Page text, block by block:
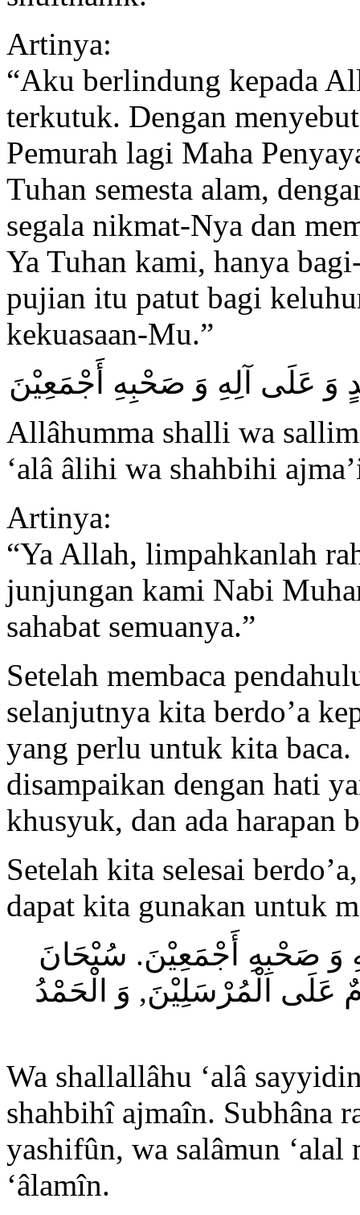
Artinya:
“Aku berlindung kepada
terkutuk. Dengan
Pemurah lagi Maha
Tuhan semesta alam,
segala nikmat-Nya dan
Ya Tuhan kami, hanya
pujian itu patut bagi
kekuasaan-Mu.”
عَلَى آلِهِ وَ صَحْبِهِ أَجْمَعِيْنَ
Allâhumma shalli wa
‘alâ âlihi wa shahbihi
Artinya:
“Ya Allah, limpahkanlah
junjungan kami Nabi
sahabat semuanya.”
Setelah membaca
selanjutnya kita berdo’a
yang perlu untuk kita baca.
disampaikan dengan hati
khusyuk, dan ada harapan
Setelah kita selesai
dapat kita gunakan untuk
وَ صَحْبِهِ أَجْمَعِيْنَ. سُبْحَانَ
عَلَى الْمُرْسَلِيْنَ, وَ الْحَمْدُ
Wa shallallâhu ‘alâ
shahbihî ajmaîn. Subhâna
yashifûn, wa salâmun
‘âlamîn.